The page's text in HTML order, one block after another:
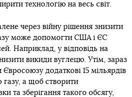
технологію на весь світ.
через війну рішення знизити
може допомогти США і ЄС
Наприклад, у відповідь на
викиди вуглецю. Утім, зараз
додаткові 15 мільярдів
газу, а щоб створити
та зберігання такого обсягу,